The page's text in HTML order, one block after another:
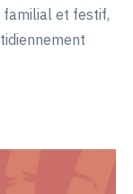
familial et festif,